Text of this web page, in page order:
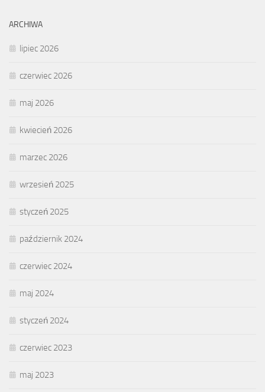
ARCHIWA
lipiec 2026
czerwiec 2026
maj 2026
kwiecień 2026
marzec 2026
wrzesień 2025
styczeń 2025
październik 2024
czerwiec 2024
maj 2024
styczeń 2024
czerwiec 2023
maj 2023